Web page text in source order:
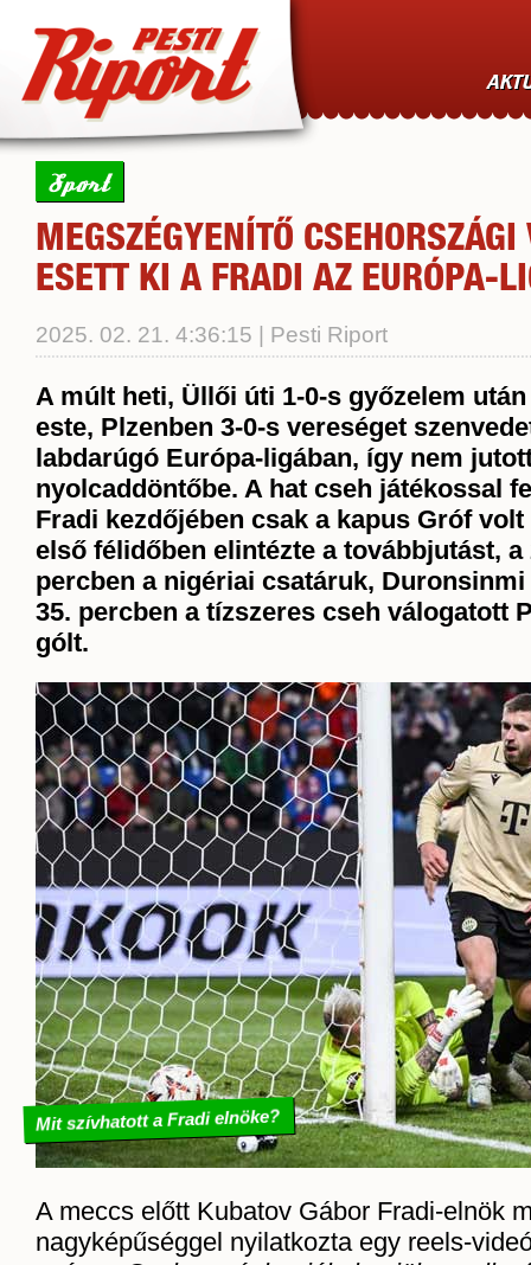
Sport
MEGSZÉGYENÍTŐ CSEHORSZÁGI
ESETT KI A FRADI AZ EURÓPA-
2025. 02. 21. 4:36:15 | Pesti Riport
A múlt heti, Üllői úti 1-0-s győzelem
este, Plzenben 3-0-s vereséget
labdarúgó Európa-ligában, így nem
nyolcaddöntőbe. A hat cseh játékossal
Fradi kezdőjében csak a kapus Gróf
első félidőben elintézte a továbbjutást, a
percben a nigériai csatáruk,
35. percben a tízszeres cseh válogatott
gólt.
Mit szívhatott a Fradi elnöke?
A meccs előtt Kubatov Gábor Fradi-elnök
nagyképűséggel nyilatkozta egy reels-